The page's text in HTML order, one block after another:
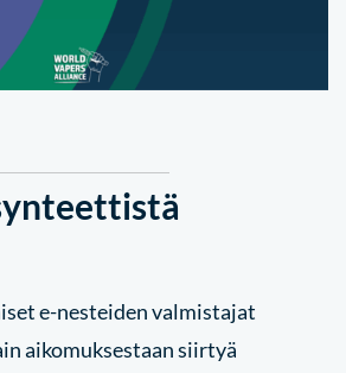
e-nesteiden valmistajat
aikomuksestaan siirtyä